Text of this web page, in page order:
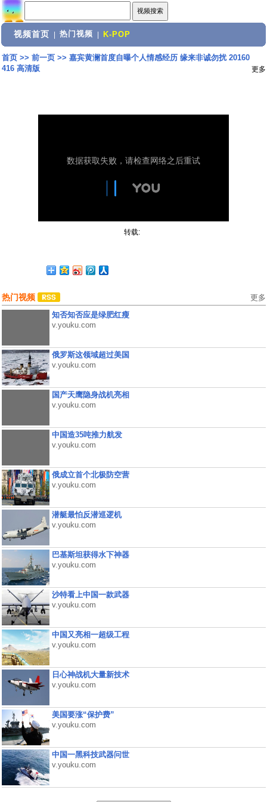
视频首页 热门视频 K-POP
首页>> 前一页>> 嘉宾黄澜首度自曝个人情感经历 缘来非诚勿扰 20160
416 高清版
更多
转载:
热门视频 更多
知否知否应是绿肥红瘦
v.youku.com
俄罗斯这领域超过美国
v.youku.com
国产天鹰隐身战机亮相
v.youku.com
中国造35吨推力航发
v.youku.com
俄成立首个北极防空营
v.youku.com
潜艇最怕反潜巡逻机
v.youku.com
巴基斯坦获得水下神器
v.youku.com
沙特看上中国一款武器
v.youku.com
中国又亮相一超级工程
v.youku.com
日心神战机大量新技术
v.youku.com
美国要涨“保护费”
v.youku.com
中国一黑科技武器问世
v.youku.com